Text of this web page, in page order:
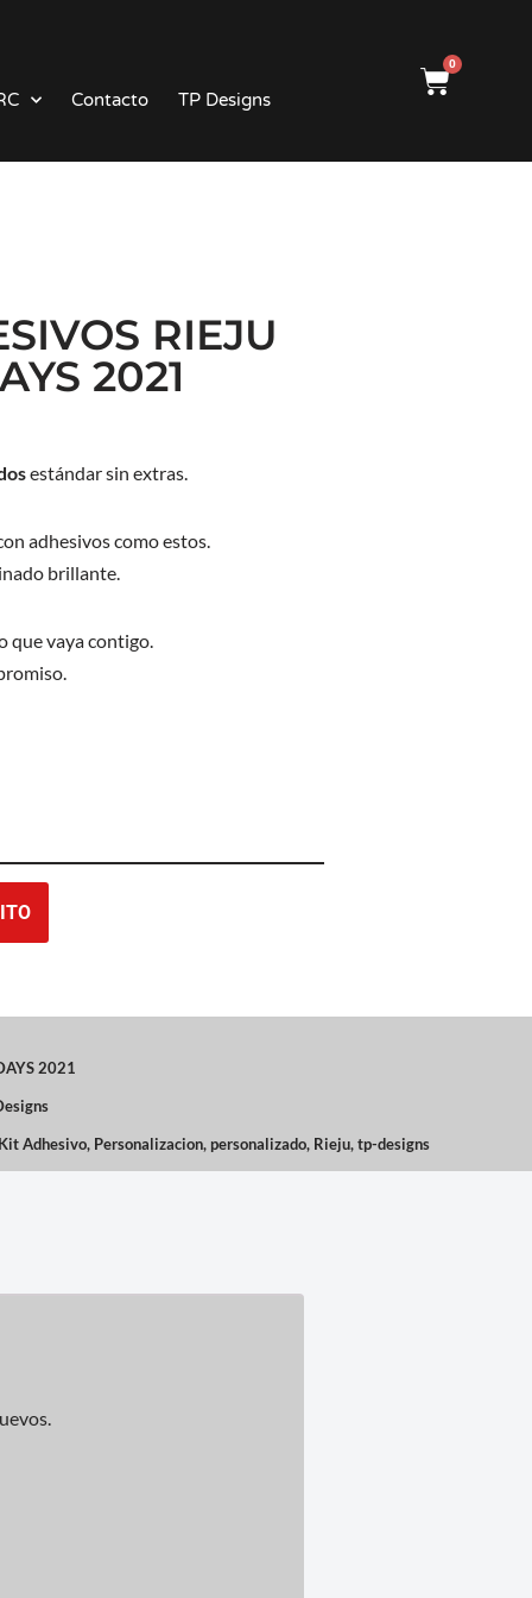
Contacto TP Designs
0
RIEJU
2021
estándar sin extras.
adhesivos como estos.
brillante.
que vaya contigo.
2021
Adhesivo, Personalizacion,personalizado, Rieju,tp-designs